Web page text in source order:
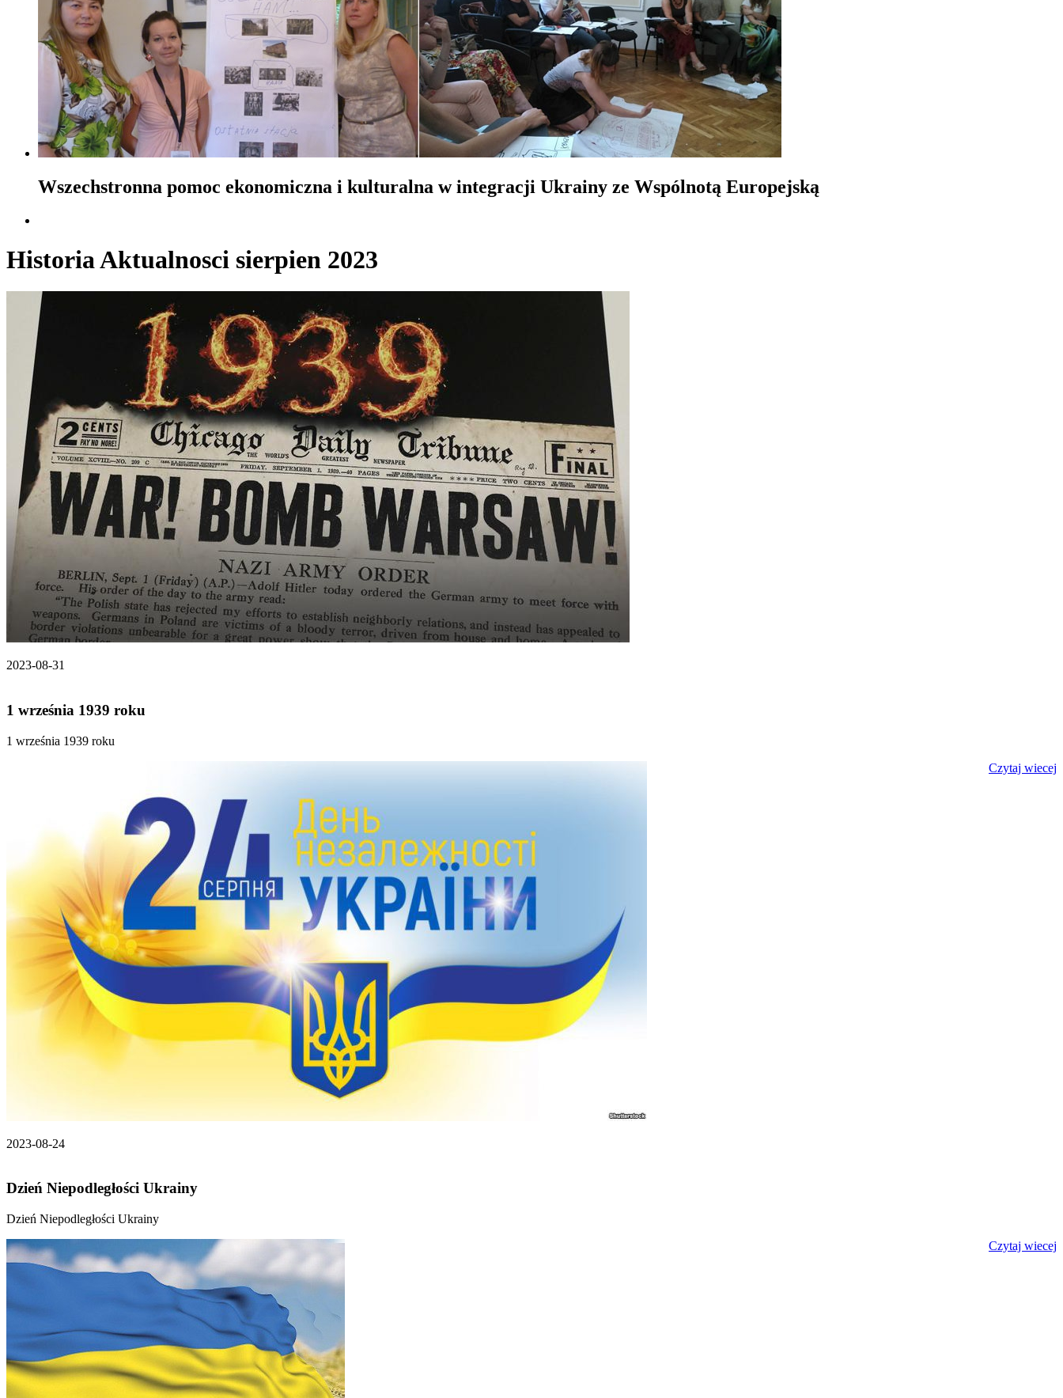
Wszechstronna pomoc ekonomiczna i kulturalna w integracji Ukrainy ze Wspólnotą Europejską
Historia Aktualnosci sierpien 2023
2023-08-31
1 września 1939 roku
1 września 1939 roku
Czytaj wiecej
2023-08-24
Dzień Niepodległości Ukrainy
Dzień Niepodległości Ukrainy
Czytaj wiecej